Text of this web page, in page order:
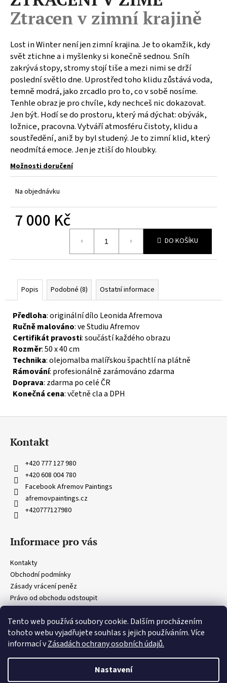
Tento web používá soubory cookie. Dalším procházením
tohoto webu vyjadřujete souhlas s jejich používáním. Více
informací vZásadách ochrany osobních údajů.
Nastavení
Ztracen v zimní krajině
Lost in Winter není jen zimní krajina. Je to okamžik, kdy
svět ztichne a i myšlenky si konečně sednou. Sníh
zakrývá stopy, stromy stojí tiše a mezi nimi se drží
poslední světlo dne. Uprostřed toho klidu zůstává voda,
temně modrá, jako zrcadlo pro to, co v sobě nosíme.
Tenhle obraz je pro chvíle, kdy nechceš nic dokazovat.
Jen být. Hodí se do prostoru, který má dýchat: obývák,
ložnice, pracovna. Vytváří atmosféru čistoty, klidu a
soustředění, aniž by byl studený. Je to zimní klid, který
neodmítá emoce. Jen je ztiší do hloubky.
Možnosti doručení
Na objednávku
7 000 Kč
DO KOŠÍKU
Popis Podobné (8) Ostatní informace
Předloha: originální dílo Leonida Afremova
Ručně malováno: ve Studiu Afremov
Certifikát pravosti: součástí každého obrazu
Rozměr: 50 x 40 cm
Technika: olejomalba malířskou špachtlí na plátně
Rámování: profesionálně zarámováno zdarma
Doprava: zdarma po celé ČR
Konečná cena: včetně cla a DPH
a
j
í
t
?
HLEDAT
D
o
o
r
u
e
Kontakt
+420 777 127 980
+420 608 004 780
Facebook Afremov Paintings
afremovpaintings.cz
+420777127980
Informace pro vás
Kontakty
Obchodní podmínky
Zásady vrácení peněz
Právo od obchodu odstoupit
Zásady ochrany osobních údajů
Afremov Paintings. Všechna práva vyhrazena.